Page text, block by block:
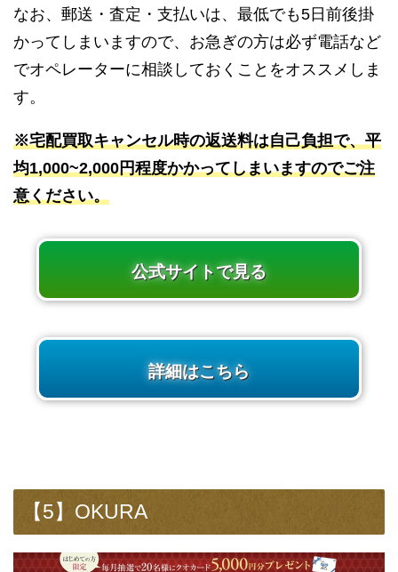
なお、郵送・査定・支払いは、最低でも5日前後掛
かってしまいますので、お急ぎの方は必ず電話など
でオペレーターに相談しておくことをオススメしま
す。
※宅配買取キャンセル時の返送料は自己負担で、平
均1,000~2,000円程度かかってしまいますのでご注
意ください。
公式サイトで見る
詳細はこちら
【5】OKURA